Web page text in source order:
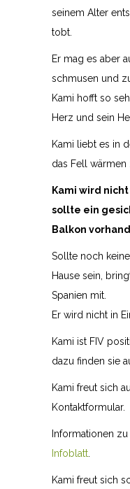
seinem Alter
tobt.
Er mag es aber
schmusen und
Kami hofft so
Herz und sein
Kami liebt es in
das Fell wärmen
Kami wird
sollte ein
Balkon
Sollte noch
Hause sein,
Spanien mit.
Er wird nicht in
Kami ist FIV
dazu finden sie
Kami freut sich
Kontaktformular.
Informationen
Infoblatt
Kami freut sich